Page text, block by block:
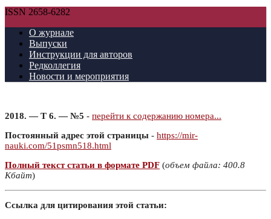
ISSN 2658-6282
О журнале
Выпуски
Инструкции для авторов
Редколлегия
Новости и мероприятия
2018. — Т 6. — №5 - перейти к содержанию номера...
Постоянный адрес этой страницы - https://mir-
nauki.com/51psmn518.html
Полный текст статьи в формате PDF (объем файла: 400.8
Кбайт)
Ссылка для цитирования этой статьи: